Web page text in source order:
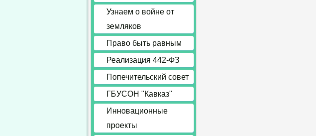
Узнаем о войне от
земляков
Право быть равным
Реализация 442-ФЗ
Попечительский совет
ГБУСОН "Кавказ"
Инновационные
проекты